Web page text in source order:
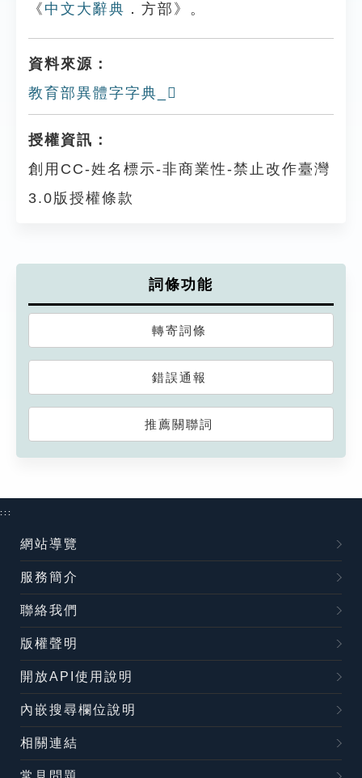
《 中文大辭典 ．方部》。
資料來源：
教育部異體字字典_𣃼
授權資訊：
創用CC-姓名標示-非商業性-禁止改作臺灣
3.0版授權條款
詞條功能
轉寄詞條
錯誤通報
推薦關聯詞
:::
網站導覽
服務簡介
聯絡我們
版權聲明
開放API使用說明
內嵌搜尋欄位說明
相關連結